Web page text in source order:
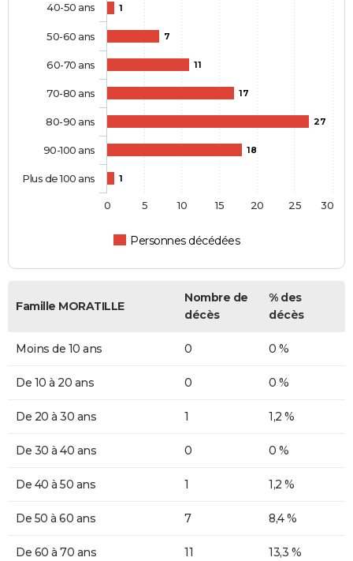
1
7
11
17
27
18
1
Personnes décédées
40-50 ans
50-60 ans
60-70 ans
70-80 ans
80-90 ans
90-100 ans
Plus de 100 ans
0 5 10 15 20 25 30
Famille MORATILLE
Nombre de
décès
% des
décès
Moins de 10 ans 0 0 %
De 10 à 20 ans 0 0 %
De 20 à 30 ans 1 1,2 %
De 30 à 40 ans 0 0 %
De 40 à 50 ans 1 1,2 %
De 50 à 60 ans 7 8,4 %
De 60 à 70 ans 11 13,3 %